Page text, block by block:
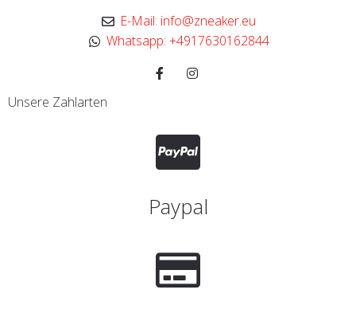
E-Mail: info@zneaker.eu
Whatsapp: +4917630162844
Unsere Zahlarten
Paypal